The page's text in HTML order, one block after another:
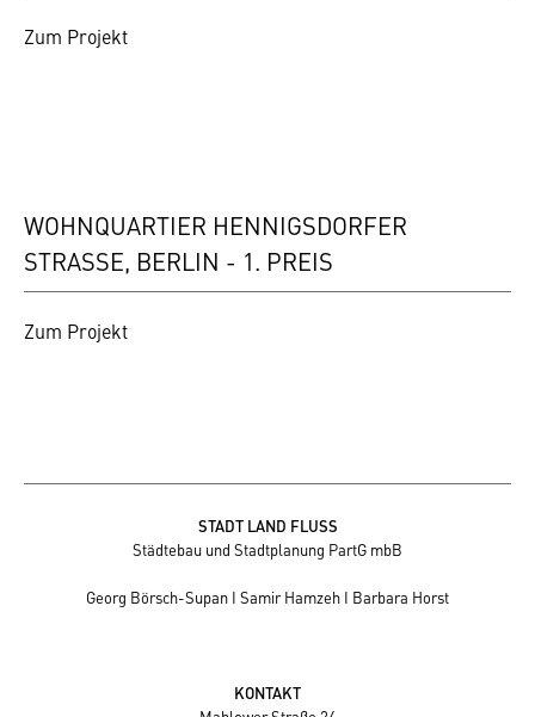
Zum Projekt
WOHNQUARTIER HENNIGSDORFER
STRASSE, BERLIN - 1. PREIS
Zum Projekt
STADT LAND FLUSS
Städtebau und Stadtplanung PartG mbB
Georg Börsch-Supan I Samir Hamzeh I Barbara Horst
KONTAKT